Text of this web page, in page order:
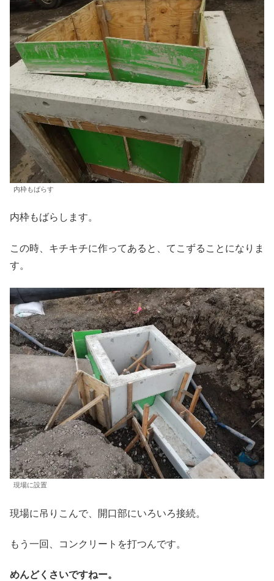
内枠もばらす
内枠もばらします。
この時、キチキチに作ってあると、てこずることになりま
す。
現場に設置
現場に吊りこんで、開口部にいろいろ接続。
もう一回、コンクリートを打つんです。
めんどくさいですねー。